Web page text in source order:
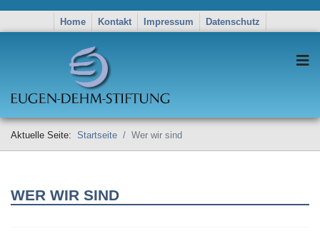
Home Kontakt Impressum Datenschutz
Aktuelle Seite: Startseite Wer wir sind
WER WIR SIND